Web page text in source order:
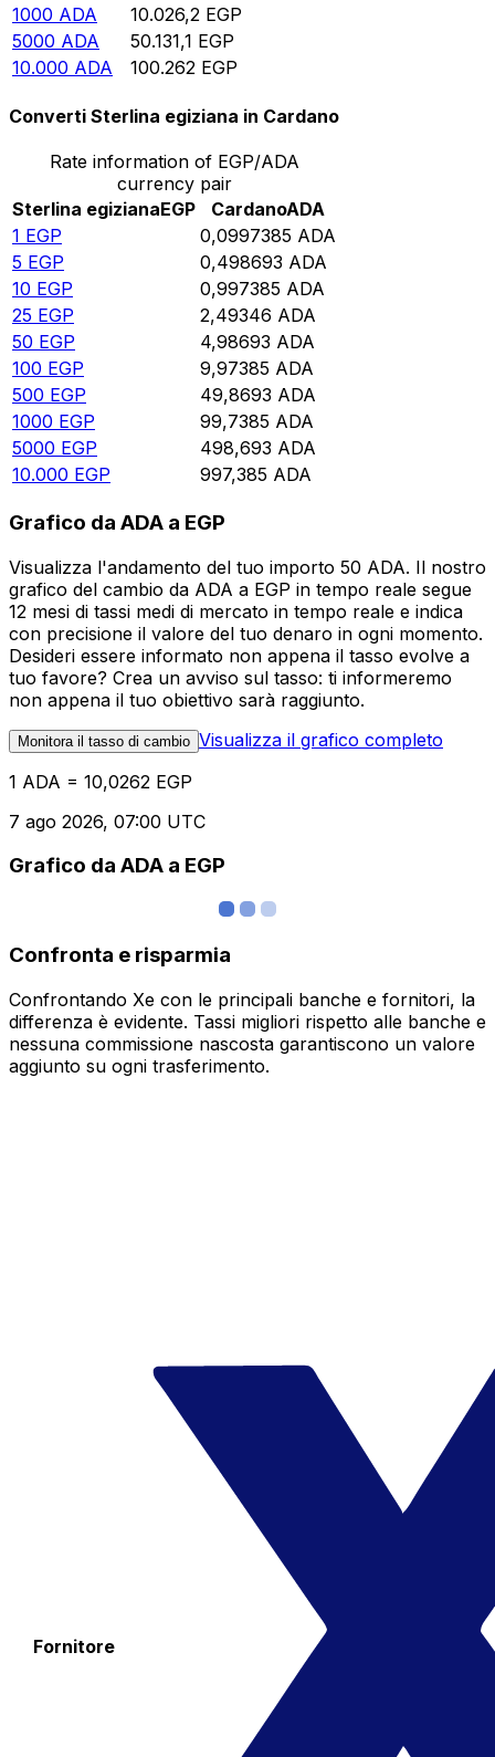
1000 ADA 10.026,2 EGP
5000 ADA 50.131,1 EGP
10.000 ADA 100.262 EGP
Converti Sterlina egiziana in Cardano
Rate information of EGP/ADA
currency pair
Sterlina egizianaEGP CardanoADA
1 EGP 0,0997385 ADA
5 EGP 0,498693 ADA
10 EGP 0,997385 ADA
25 EGP 2,49346 ADA
50 EGP 4,98693 ADA
100 EGP 9,97385 ADA
500 EGP 49,8693 ADA
1000 EGP 99,7385 ADA
5000 EGP 498,693 ADA
10.000 EGP 997,385 ADA
Grafico da ADA a EGP
Visualizza l'andamento del tuo importo 50 ADA. Il nostro
grafico del cambio da ADA a EGP in tempo reale segue
12 mesi di tassi medi di mercato in tempo reale e indica
con precisione il valore del tuo denaro in ogni momento.
Desideri essere informato non appena il tasso evolve a
tuo favore? Crea un avviso sul tasso: ti informeremo
non appena il tuo obiettivo sarà raggiunto.
Monitora il tasso di cambio Visualizza il grafico completo
1 ADA = 10,0262 EGP
7 ago 2026, 07:00 UTC
Grafico da ADA a EGP
Confronta e risparmia
Confrontando Xe con le principali banche e fornitori, la
differenza è evidente. Tassi migliori rispetto alle banche e
nessuna commissione nascosta garantiscono un valore
aggiunto su ogni trasferimento.
Fornitore